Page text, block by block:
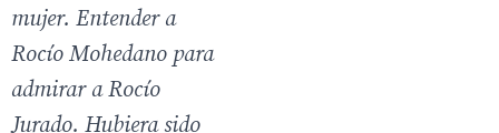
mujer. Entender a
Rocío Mohedano para
admirar a Rocío
Jurado. Hubiera sido